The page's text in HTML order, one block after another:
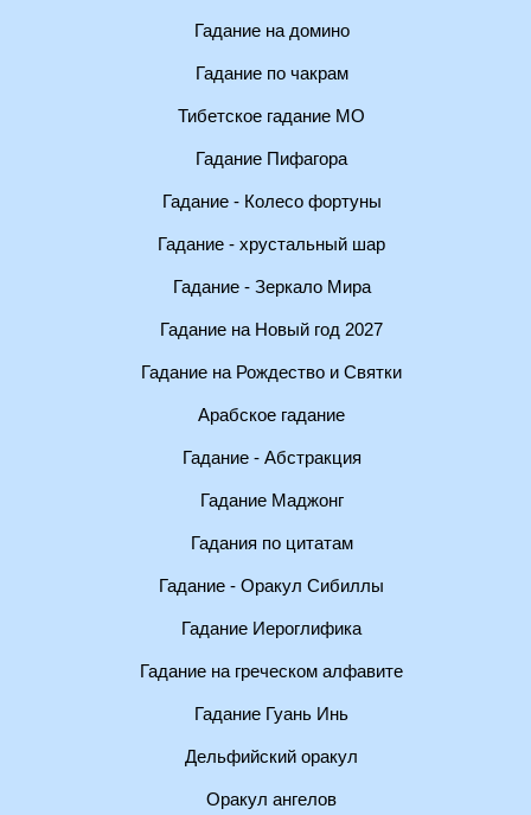
Гадание на домино
Гадание по чакрам
Тибетское гадание МО
Гадание Пифагора
Гадание - Колесо фортуны
Гадание - хрустальный шар
Гадание - Зеркало Мира
Гадание на Новый год 2027
Гадание на Рождество и Святки
Арабское гадание
Гадание - Абстракция
Гадание Маджонг
Гадания по цитатам
Гадание - Оракул Сибиллы
Гадание Иероглифика
Гадание на греческом алфавите
Гадание Гуань Инь
Дельфийский оракул
Оракул ангелов